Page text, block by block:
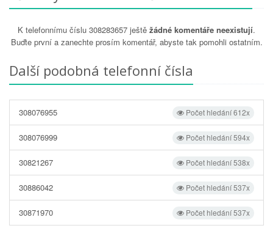
K telefonnímu číslu 308283657 ještě žádné komentáře neexistují.
Buďte první a zanechte prosím komentář, abyste tak pomohli ostatním.
Další podobná telefonní čísla
Počet hledání 612x
308076955
Počet hledání 594x
308076999
Počet hledání 538x
30821267
Počet hledání 537x
30886042
Počet hledání 537x
30871970